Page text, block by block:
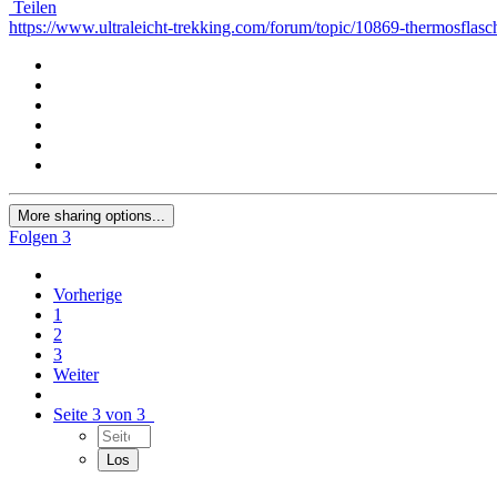
Teilen
https://www.ultraleicht-trekking.com/forum/topic/10869-
More sharing options...
Folgen 3
Vorherige
1
2
3
Weiter
Seite 3 von 3